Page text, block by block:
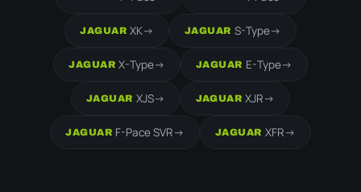
JAGUAR XK-> JAGUAR S-Type->
JAGUAR X-Type-> JAGUAR E-Type->
JAGUAR XJS-> JAGUAR XJR->
JAGUAR F-Pace SVR-> JAGUAR XFR->